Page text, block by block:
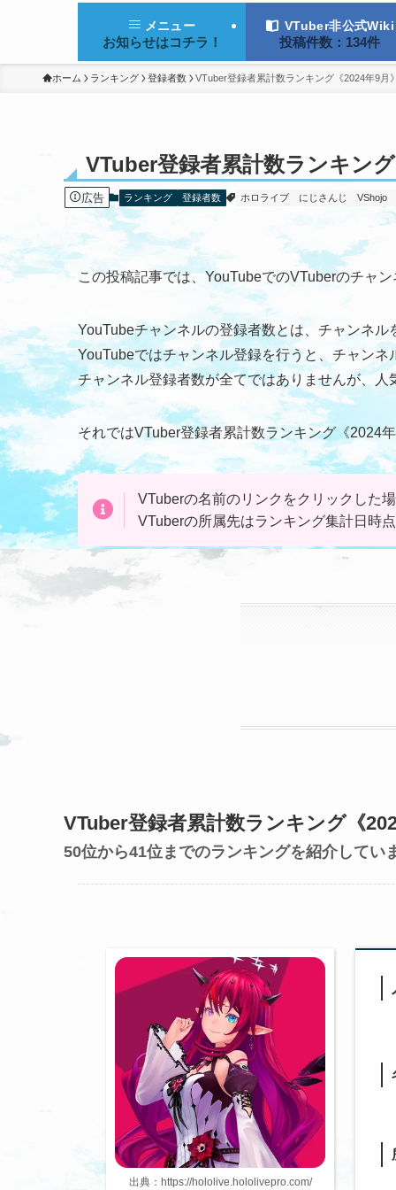
メニュー
お知らせはコチラ！
VTuber非公式Wiki
投稿件数：134件
ホーム ランキング 登録者数 VTuber登録者累計数ランキング《2024年9月
VTuber登録者累計数ランキン
広告 ランキング 登録者数 ホロライブ にじさんじ VShojo
この投稿記事では、YouTubeでのVTuberのチャ
YouTubeチャンネルの登録者数とは、チャンネ
YouTubeではチャンネル登録を行うと、チャン
チャンネル登録者数が全てではありませんが、
それではVTuber登録者累計数ランキング《2024
VTuberの名前のリンクをクリック した
VTuberの所属先はランキング集計日時
VTuber登録者累計数ランキング《
50位から41位までのランキングを紹介してい
出典：https://hololive.hololivepro.com/